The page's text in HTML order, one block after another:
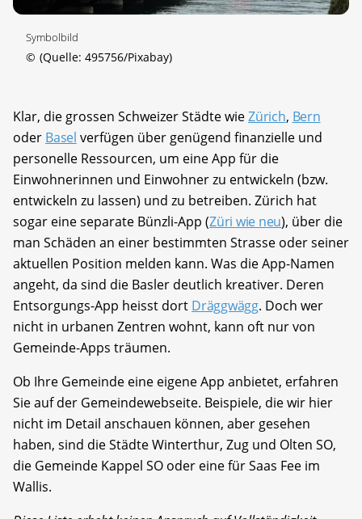
Symbolbild
© (Quelle: 495756/Pixabay)
Klar, die grossen Schweizer Städte wieZürich, Bern
oder Basel verfügen über genügend finanzielle und
personelle Ressourcen, um eine App für die
Einwohnerinnen und Einwohner zu entwickeln (bzw.
entwickeln zu lassen) und zu betreiben. Zürich hat
sogar eine separate Bünzli-App (Züri wie neu), über die
man Schäden an einer bestimmten Strasse oder seiner
aktuellen Position melden kann. Was die App-Namen
angeht, da sind die Basler deutlich kreativer. Deren
Entsorgungs-App heisst dort Dräggwägg. Doch wer
nicht in urbanen Zentren wohnt, kann oft nur von
Gemeinde-Apps träumen.
Ob Ihre Gemeinde eine eigene App anbietet, erfahren
Sie auf der Gemeindewebseite. Beispiele, die wir hier
nicht im Detail anschauen können, aber gesehen
haben, sind die Städte Winterthur, Zug und Olten SO,
die Gemeinde Kappel SO oder eine für Saas Fee im
Wallis.